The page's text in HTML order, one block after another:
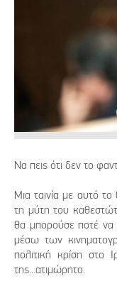
Να πεις ότι δεν το
Μια ταινία με αυτό
τη μύτη του
θα μπορούσε ποτέ να
μέσω των
πολιτική κρίση στο
της...ατιμώρητο.